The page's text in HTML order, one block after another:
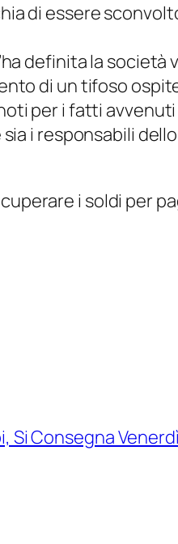
di essere
definita la
di un tifoso
per i fatti
i responsabili
i soldi per
Si Consegna